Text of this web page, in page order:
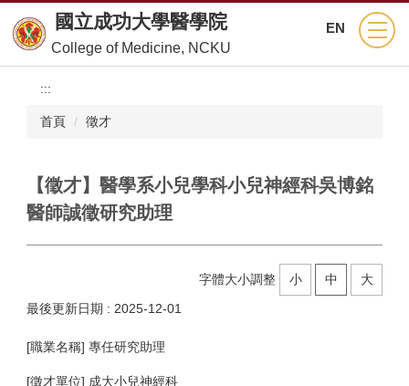
到
主
要
EN
國立成功大學醫學院
College of Medicine, NCKU
:::
首頁 徵才
【徵才】醫學系小兒學科小兒神經科吳博銘
醫師誠徵研究助理
字體大小調整 小 中
大
最後更新日期 : 2025-12-01
[職業名稱] 專任研究助理
[徵才單位] 成大小兒神經科